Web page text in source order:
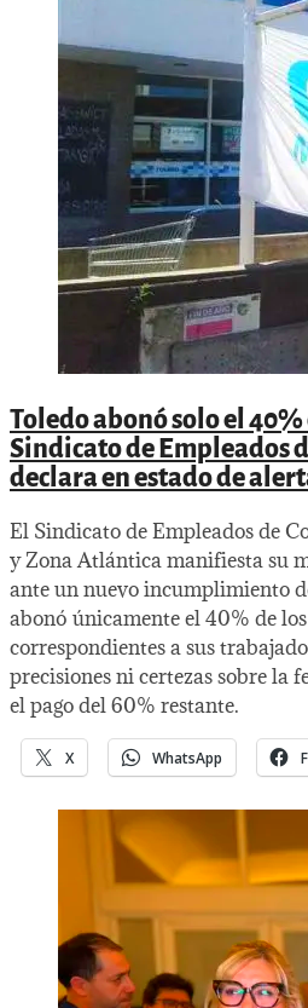
Toledo abonó solo el
Sindicato de Empleados
declara en estado de
El Sindicato de Empleados de
y Zona Atlántica manifiesta su
ante un nuevo incumplimiento
abonó únicamente el 40% de
correspondientes a sus
precisiones ni certezas sobre la
el pago del 60% restante.
X WhatsApp